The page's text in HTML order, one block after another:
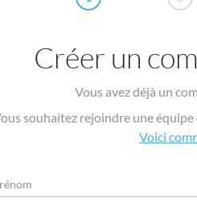
Créer un
Vous avez déjà un
souhaitez rejoindre une
Voici